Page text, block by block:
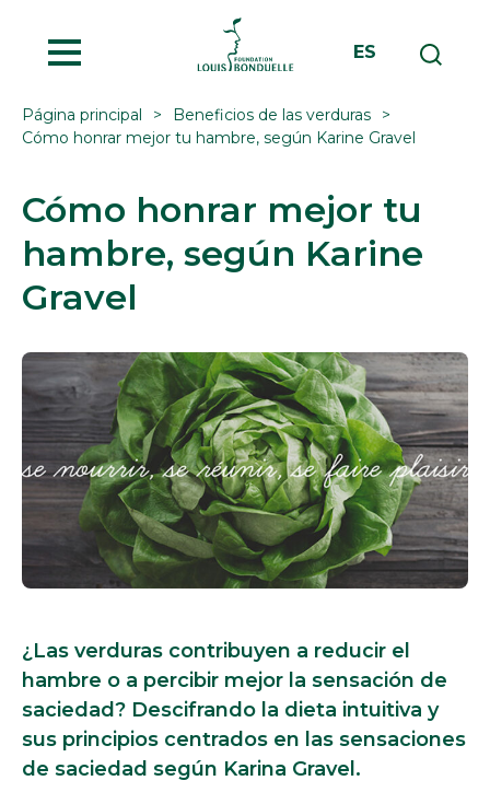
ES
Página principal
Beneficios de las verduras
Cómo honrar mejor tu hambre, según Karine Gravel
Cómo honrar mejor tu
hambre, según Karine
Gravel
¿Las verduras contribuyen a reducir el
hambre o a percibir mejor la sensación de
saciedad? Descifrando la dieta intuitiva y
sus principios centrados en las sensaciones
de saciedad según Karina Gravel.